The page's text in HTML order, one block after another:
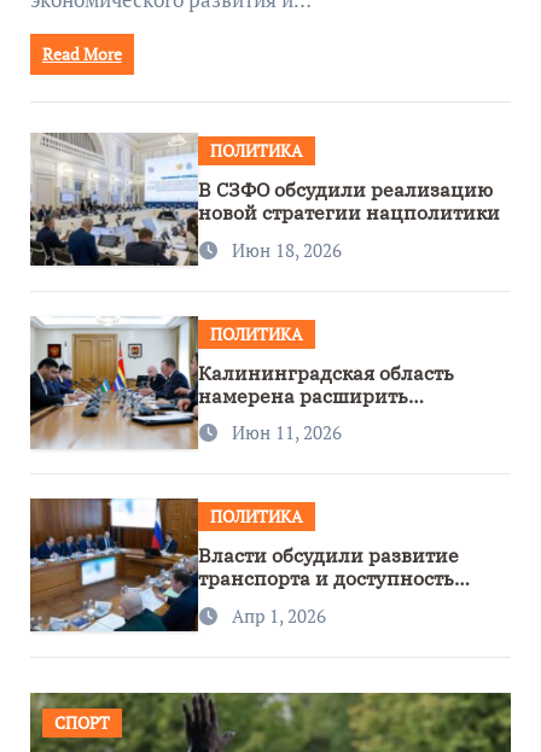
Read More
ПОЛИТИКА
В СЗФО обсудили реализацию
новой стратегии нацполитики
Июн 18, 2026
ПОЛИТИКА
Калининградская область
намерена расширить
сотрудничество с Узбекистаном
Июн 11, 2026
ПОЛИТИКА
Власти обсудили развитие
транспорта и доступность
региона
Апр 1, 2026
СПОРТ